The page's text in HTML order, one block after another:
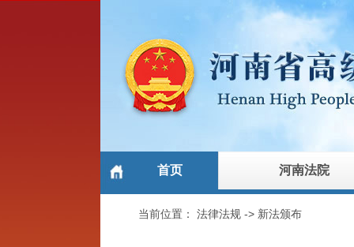
首页 河南法院
当前位置：法律法规 -> 新法颁布